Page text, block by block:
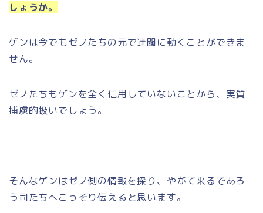
しょうか。
ゲンは今でもゼノたちの元で迂闊に動くことができま
せん。
ゼノたちもゲンを全く信用していないことから、実質
捕虜的扱いでしょう。
そんなゲンはゼノ側の情報を探り、やがて来るであろ
う司たちへこっそり伝えると思います。